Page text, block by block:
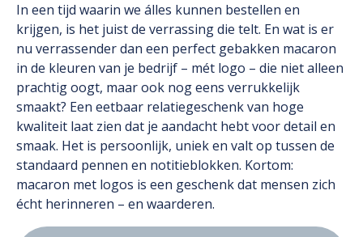
In een tijd waarin we álles kunnen bestellen en
krijgen, is het juist de verrassing die telt. En wat is er
nu verrassender dan een perfect gebakken macaron
in de kleuren van je bedrijf – mét logo – die niet alleen
prachtig oogt, maar ook nog eens verrukkelijk
smaakt? Een eetbaar relatiegeschenk van hoge
kwaliteit laat zien dat je aandacht hebt voor detail en
smaak. Het is persoonlijk, uniek en valt op tussen de
standaard pennen en notitieblokken. Kortom:
macaron met logos is een geschenk dat mensen zich
écht herinneren – en waarderen.